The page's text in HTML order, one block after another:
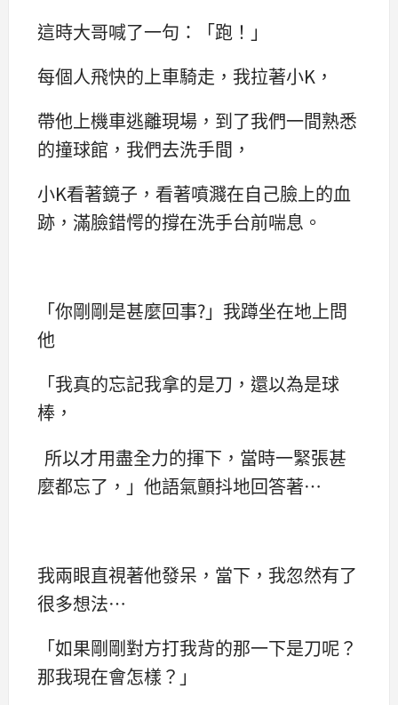
這時大哥喊了一句：「跑！」
每個人飛快的上車騎走，我拉著小K，
帶他上機車逃離現場，到了我們一間熟悉
的撞球館，我們去洗手間，
小K看著鏡子，看著噴濺在自己臉上的血
跡，滿臉錯愕的撐在洗手台前喘息。
「你剛剛是甚麼回事?」我蹲坐在地上問
他
「我真的忘記我拿的是刀，還以為是球
棒，
所以才用盡全力的揮下，當時一緊張甚
麼都忘了，」他語氣顫抖地回答著…
我兩眼直視著他發呆，當下，我忽然有了
很多想法…
「如果剛剛對方打我背的那一下是刀呢？
那我現在會怎樣？」